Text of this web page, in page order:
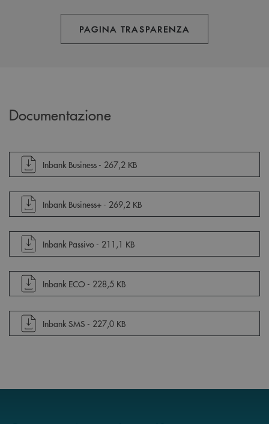
PAGINA TRASPARENZA
Documentazione
apre documento in una nuova finestra
Inbank Business - 267,2 KB
apre documento in una nuova finestra
Inbank Business+ - 269,2 KB
apre documento in una nuova finestra
Inbank Passivo - 211,1 KB
apre documento in una nuova finestra
Inbank ECO - 228,5 KB
apre documento in una nuova finestra
Inbank SMS - 227,0 KB